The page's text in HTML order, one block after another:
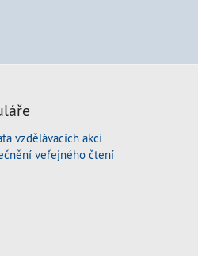
vzdělávacích akcí
veřejného čtení